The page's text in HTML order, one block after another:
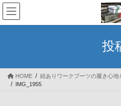
コ
ン
テ
ス
ナ
ビ
ゲ
ン
投
HOME
紐ありワークブーツの履き心
IMG_1955